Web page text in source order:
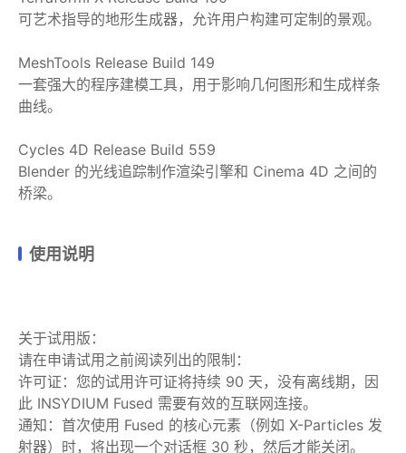
可艺术指导的地形生成器，允许用户构建可定制的景观。
MeshTools Release Build 149
一套强大的程序建模工具，用于影响几何图形和生成样条
曲线。
Cycles 4D Release Build 559
Blender 的光线追踪制作渲染引擎和 Cinema 4D 之间的
桥梁。
使用说明
关于试用版：
请在申请试用之前阅读列出的限制：
许可证：您的试用许可证将持续 90 天，没有离线期，因
此 INSYDIUM Fused 需要有效的互联网连接。
通知：首次使用 Fused 的核心元素（例如 X-Particles 发
射器）时，将出现一个对话框 30 秒，然后才能关闭。